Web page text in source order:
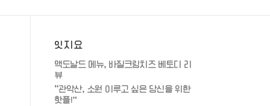
잇지요
맥도날드 메뉴, 바질크림치즈 베토디 리
뷰
“관악산, 소원 이루고 싶은 당신을 위한
핫플!”